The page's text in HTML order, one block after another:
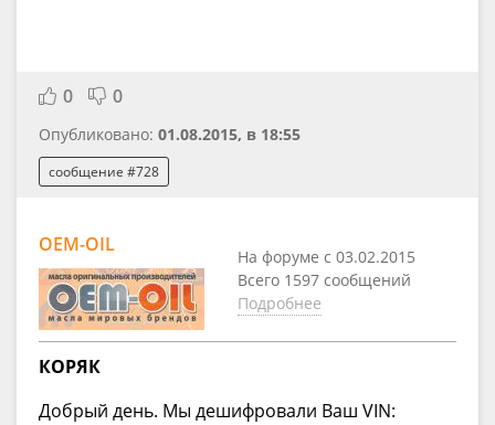
0 0
Опубликовано: 01.08.2015, в 18:55
сообщение #728
OEM-OIL
На форуме с 03.02.2015
Всего 1597 сообщений
Подробнее
КОРЯК
Добрый день. Мы дешифровали Ваш VIN: